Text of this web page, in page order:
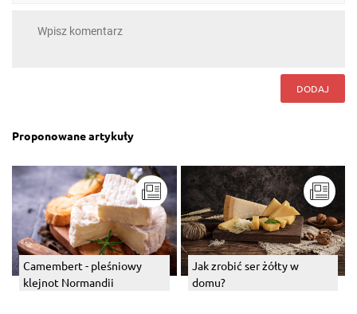
DODAJ
Proponowane artykuły
Camembert - pleśniowy
klejnot Normandii
Jak zrobić ser żółty w
domu?